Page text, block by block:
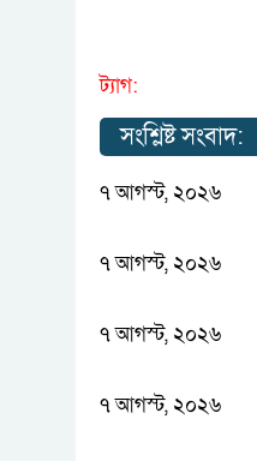
ট্যাগ:
সংশ্লিষ্ট সংবাদ:
৭ আগস্ট, ২০২৬
৭ আগস্ট, ২০২৬
৭ আগস্ট, ২০২৬
৭ আগস্ট, ২০২৬